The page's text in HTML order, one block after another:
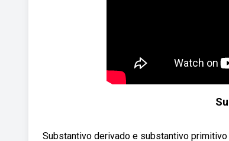
Substantivo derivado e substantivo